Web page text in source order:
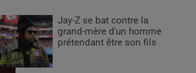
Jay-Z se bat contre la
grand-mère d'un homme
prétendant être son fils